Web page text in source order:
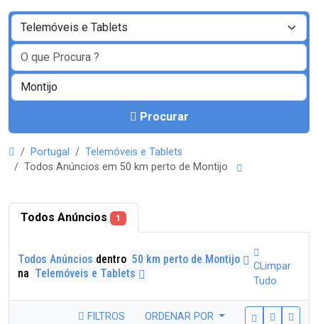
Procurar
Portugal
Telemóveis e Tablets
Todos Anúncios em 50 km perto de Montijo
Todos Anúncios 1
Todos Anúncios dentro 50 km perto de Montijo
na Telemóveis e Tablets
CLimpar
Tudo
FILTROS ORDENAR POR